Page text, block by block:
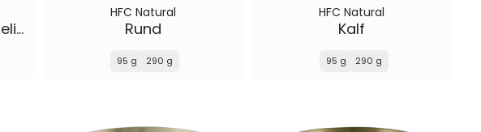
Skipjack Tonijn en Kabelijauw
HFC Natural
Rund
95 g 290 g
HFC Natural
Kalf
95 g 290 g